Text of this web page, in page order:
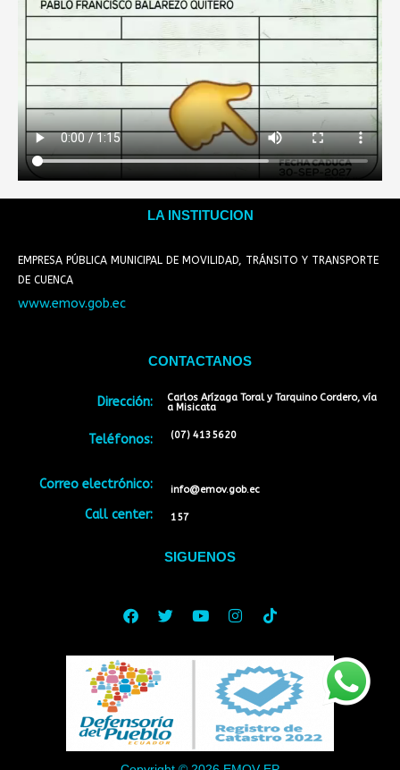
LA INSTITUCION
EMPRESA PÚBLICA MUNICIPAL DE MOVILIDAD, TRÁNSITO Y TRANSPORTE
DE CUENCA
www.emov.gob.ec
CONTACTANOS
Dirección:
Teléfonos:
Correo electrónico:
Call center:
Carlos Arízaga Toral y Tarquino Cordero, vía
a Misicata
(07) 4135620
info@emov.gob.ec
157
SIGUENOS